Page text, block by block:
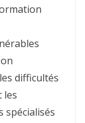
difficultés
les
spécialisés